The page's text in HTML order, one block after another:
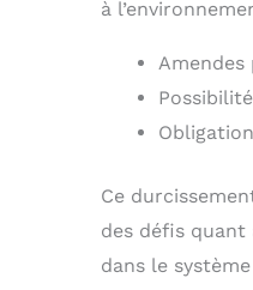
à
Amendes
Ce
des défis
dans le